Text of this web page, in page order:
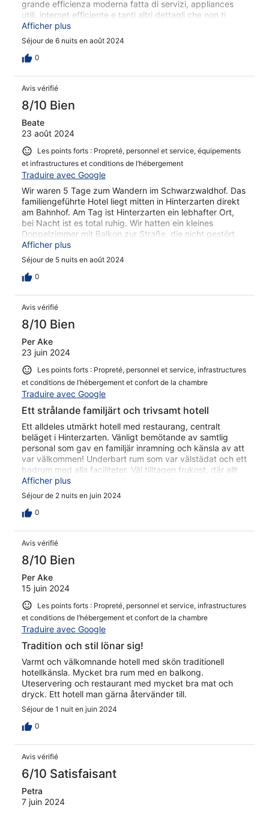
grande efficienza moderna fatta di servizi, appliances
utili, internet efficiente e tanti altri dettagli che non ti
fanno sentire fuori dal mondo. Infine la vicinanza alla
stazione ferroviaria, grazie anche al pass turistico,
consentono di muoversi in tutta la regione senza alcun
costo e accedere ad altre facilities locali
Afficher plus
Séjour de 6 nuits en août 2024
0
Avis vérifié
8/10 Bien
Beate
23 août 2024
Les points forts : Propreté, personnel et service, équipements
et infrastructures et conditions de l’hébergement
Traduire avec Google
Wir waren 5 Tage zum Wandern im Schwarzwaldhof. Das
familiengeführte Hotel liegt mitten in Hinterzarten direkt
am Bahnhof. Am Tag ist Hinterzarten ein lebhafter Ort,
bei Nacht ist es total ruhig. Wir hatten ein kleines
Doppelzimmer mit Balkon zur Straße, die nicht gestört
hat. Die Möblierung war modern und zeitgemäß, das Bad
hätte eine Renovierung nötig. Die Gasträume sind sehr
schön, die Mischung aus Tradition und Moderne hat uns
sehr gut gefallen. Sehr gutes reichhaltiges Frühstück
können nach Wahl bestellt werden. Wir haben zweimal
auf der Terrasse zu Abend gegessen, das Essen war sehr
gut und reichlich, der Getränkeservice könnte noch
optimiert werden. Wir würden das Hotel bei einem
erneuten Aufenthalt in Hinterzarten wieder buchen.
Afficher plus
Séjour de 5 nuits en août 2024
0
Avis vérifié
8/10 Bien
Per Ake
23 juin 2024
Les points forts : Propreté, personnel et service, infrastructures
et conditions de l’hébergement et confort de la chambre
Traduire avec Google
Ett strålande familjärt och trivsamt hotell
Ett alldeles utmärkt hotell med restaurang, centralt
beläget i Hinterzarten. Vänligt bemötande av samtlig
personal som gav en familjär inramning och känsla av att
var välkommen! Underbart rum som var välstädat och ett
badrum med alla faciliteter. Väl tilltagen frukost, där allt
fanns med. Vi åt även på både uteserveringen och inne
på restaurangen, där båda var mycket tillfredställande
och uppfyllde våra förväntningar. Ett hotell att
återkomma till!
Afficher plus
Séjour de 2 nuits en juin 2024
0
Avis vérifié
8/10 Bien
Per Ake
15 juin 2024
Les points forts : Propreté, personnel et service, infrastructures
et conditions de l’hébergement et confort de la chambre
Traduire avec Google
Tradition och stil lönar sig!
Varmt och välkomnande hotell med skön traditionell
hotellkänsla. Mycket bra rum med en balkong.
Uteservering och restaurant med mycket bra mat och
dryck. Ett hotell man gärna återvänder till.
Séjour de 1 nuit en juin 2024
0
Avis vérifié
6/10 Satisfaisant
Petra
7 juin 2024